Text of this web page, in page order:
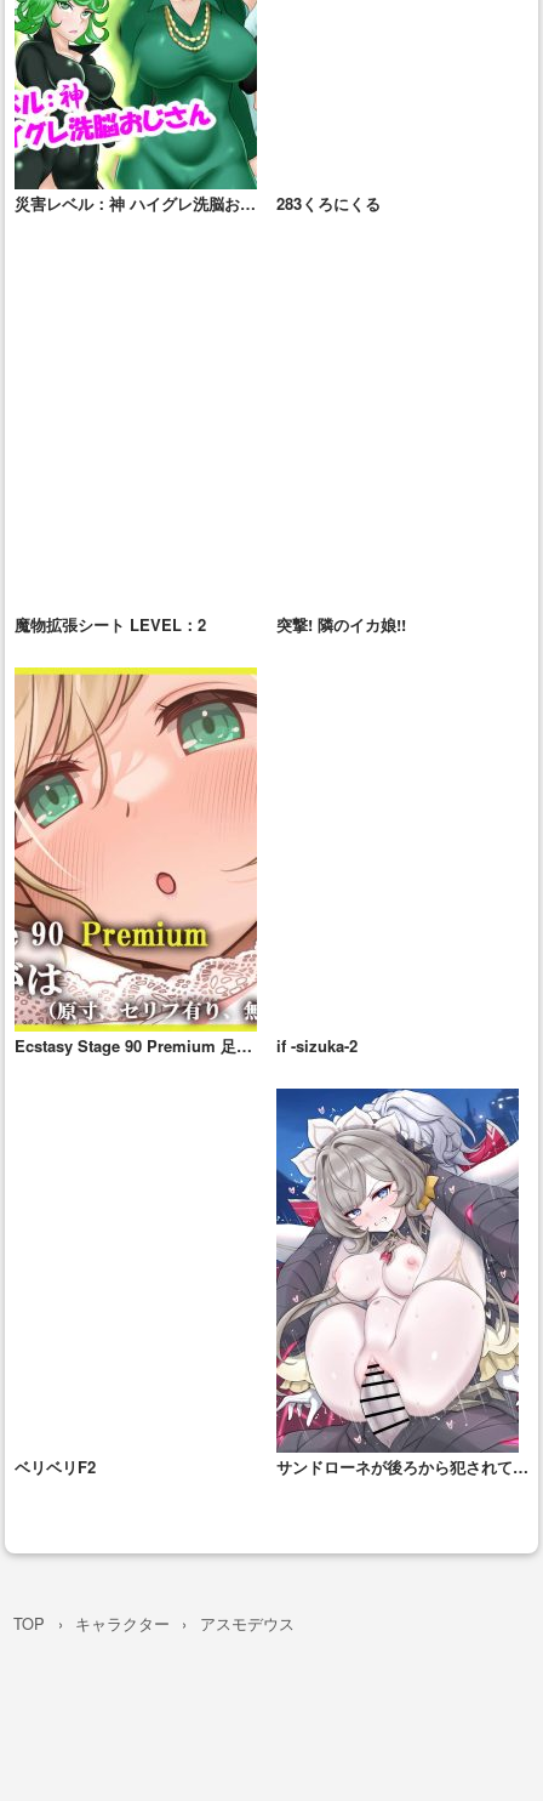
災害レベル：神 ハイグレ洗脳おじ
283くろにくる
魔物拡張シート LEVEL：2 突撃! 隣のイカ娘!!
Ecstasy Stage 90 Premium 足で
if -sizuka-2
ベリベリF2
サンドローネが後ろから犯されて絶
TOP キャラクター アスモデウス